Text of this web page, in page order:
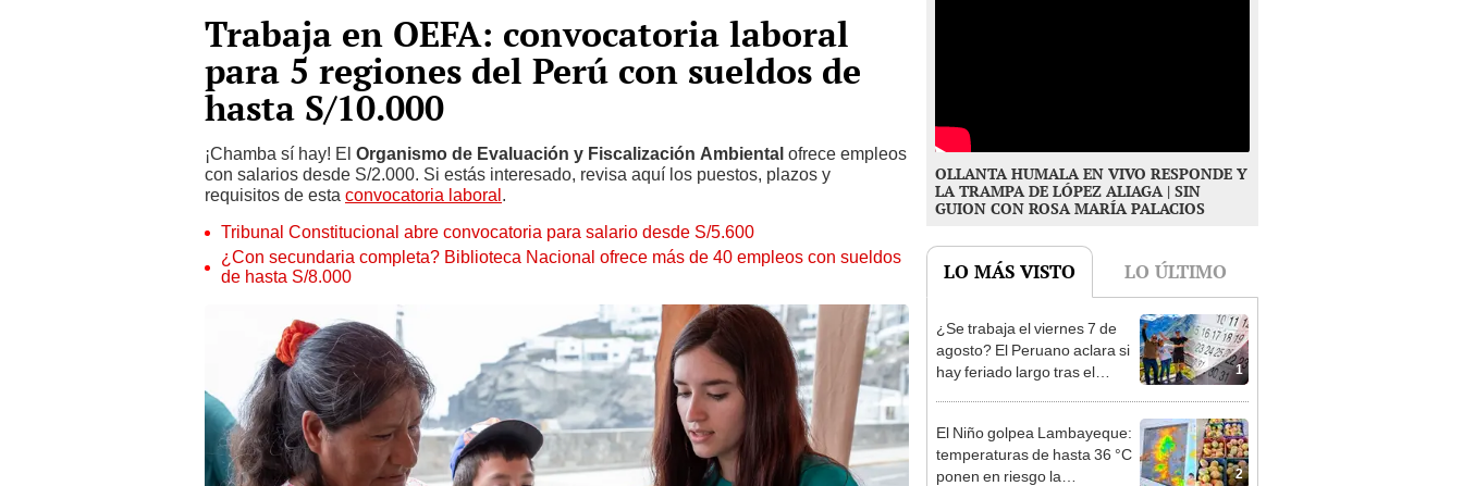
Trabaja en OEFA: convocatoria laboral
para 5 regiones del Perú con sueldos de
hasta S/10.000
¡Chamba sí hay! El Organismo de Evaluación y Fiscalización Ambiental ofrece empleos
con salarios desde S/2.000. Si estás interesado, revisa aquí los puestos, plazos y
requisitos de esta convocatoria laboral.
Tribunal Constitucional abre convocatoria para salario desde S/5.600
¿Con secundaria completa? Biblioteca Nacional ofrece más de 40 empleos con sueldos
de hasta S/8.000
OLLANTA HUMALA EN VIVO RESPONDE Y
LA TRAMPA DE LÓPEZ ALIAGA | SIN
GUION CON ROSA MARÍA PALACIOS
LO MÁS VISTO LO ÚLTIMO
1
¿Se trabaja el viernes 7 de
agosto? El Peruano aclara si
hay feriado largo tras el
2
El Niño golpea Lambayeque:
temperaturas de hasta 36 °C
ponen en riesgo la